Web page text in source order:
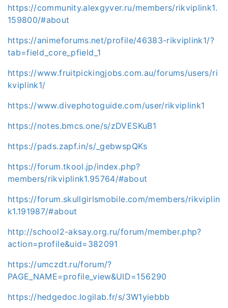
https://community.alexgyver.ru/members/rikviplink1.
159800/#about
https://animeforums.net/profile/46383-rikviplink1/?
tab=field_core_pfield_1
https://www.fruitpickingjobs.com.au/forums/users/ri
kviplink1/
https://www.divephotoguide.com/user/rikviplink1
https://notes.bmcs.one/s/zDVESKuB1
https://pads.zapf.in/s/_gebwspQKs
https://forum.tkool.jp/index.php?
members/rikviplink1.95764/#about
https://forum.skullgirlsmobile.com/members/rikviplin
k1.191987/#about
http://school2-aksay.org.ru/forum/member.php?
action=profile&uid=382091
https://umczdt.ru/forum/?
PAGE_NAME=profile_view&UID=156290
https://hedgedoc.logilab.fr/s/3W1yiebbb